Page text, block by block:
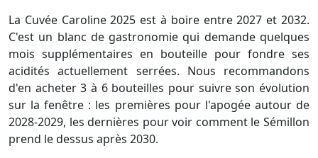
La Cuvée Caroline 2025 est à boire entre 2027 et 2032.
C'est un blanc de gastronomie qui demande quelques
mois supplémentaires en bouteille pour fondre ses
acidités actuellement serrées. Nous recommandons
d'en acheter 3 à 6 bouteilles pour suivre son évolution
sur la fenêtre : les premières pour l'apogée autour de
2028-2029, les dernières pour voir comment le Sémillon
prend le dessus après 2030.